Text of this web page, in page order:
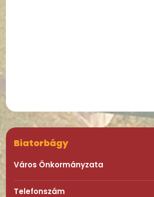
Biatorbágy
Város Önkormányzata
Telefonszám